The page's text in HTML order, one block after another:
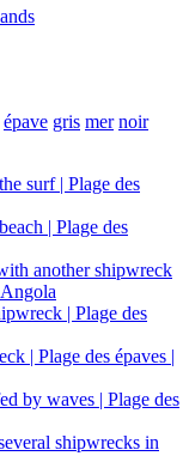
épave gris mer noir